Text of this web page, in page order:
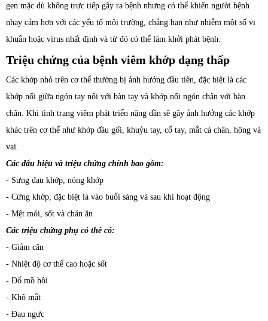
gen mặc dù không trực tiếp gây ra bệnh nhưng có thể khiến người bệnh
nhạy cảm hơn với các yếu tố môi trường, chẳng hạn như nhiễm một số vi
khuẩn hoặc virus nhất định và từ đó có thể làm khởi phát bệnh.
Triệu chứng của bệnh viêm khớp dạng thấp
Các khớp nhỏ trên cơ thể thường bị ảnh hưởng đầu tiên, đặc biệt là các
khớp nối giữa ngón tay nối với bàn tay và khớp nối ngón chân với bàn
chân. Khi tình trạng viêm phát triển nặng dần sẽ gây ảnh hưởng các khớp
khác trên cơ thể như khớp đầu gối, khuỷu tay, cổ tay, mắt cá chân, hông và
vai.
Các dấu hiệu và triệu chứng chính bao gồm:
- Sưng đau khớp, nóng khớp
- Cứng khớp, đặc biệt là vào buổi sáng và sau khi hoạt động
- Mệt mỏi, sốt và chán ăn
Các triệu chứng phụ có thể có:
- Giảm cân
- Nhiệt độ cơ thể cao hoặc sốt
- Đổ mồ hôi
- Khô mắt
- Đau ngực